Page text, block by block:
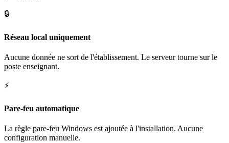
🔒
Réseau local uniquement
Aucune donnée ne sort de l'établissement. Le serveur tourne sur le
poste enseignant.
⚡
Pare-feu automatique
La règle pare-feu Windows est ajoutée à l'installation. Aucune
configuration manuelle.